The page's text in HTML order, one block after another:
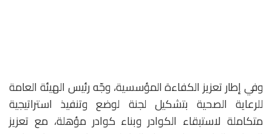
وفي إطار تعزيز الكفاءة المؤسسية، وجّه رئيس الهيئة العامة
للرعاية الصحية بتشكيل لجنة لوضع وتنفيذ استراتيجية
متكاملة لاستبقاء الكوادر وبناء كوادر مؤهلة، مع تعزيز